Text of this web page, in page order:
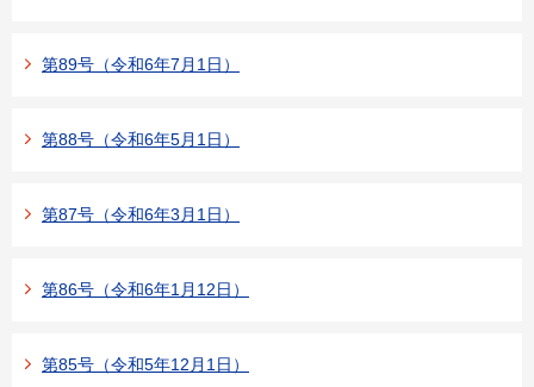
第89号（令和6年7月1日）
第88号（令和6年5月1日）
第87号（令和6年3月1日）
第86号（令和6年1月12日）
第85号（令和5年12月1日）